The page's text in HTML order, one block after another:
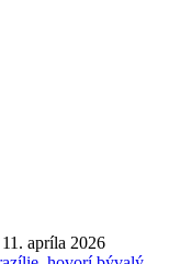
11. apríla 2026